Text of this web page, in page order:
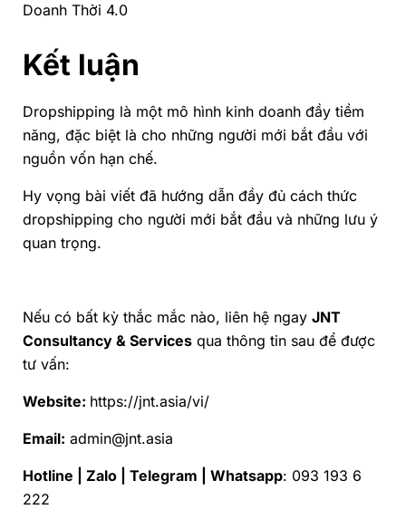
Doanh Thời 4.0
Kết luận
Dropshipping là một mô hình kinh doanh đầy tiềm
năng, đặc biệt là cho những người mới bắt đầu với
nguồn vốn hạn chế.
Hy vọng bài viết đã hướng dẫn đầy đủ cách thức
dropshipping cho người mới bắt đầu và những lưu ý
quan trọng.
Nếu có bất kỳ thắc mắc nào, liên hệ ngay JNT
Consultancy & Services qua thông tin sau để được
tư vấn:
Website: https://jnt.asia/vi/
Email: admin@jnt.asia
Hotline | Zalo | Telegram | Whatsapp: 093 193 6
222